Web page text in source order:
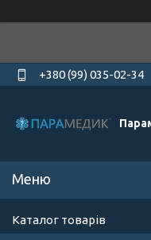
+380 (99) 035-02-34
Каталог товарів